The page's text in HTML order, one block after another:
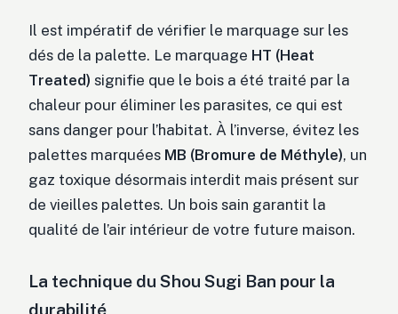
Il est impératif de vérifier le marquage sur les
dés de la palette. Le marquage HT (Heat
Treated) signifie que le bois a été traité par la
chaleur pour éliminer les parasites, ce qui est
sans danger pour l’habitat. À l’inverse, évitez les
palettes marquées MB (Bromure de Méthyle), un
gaz toxique désormais interdit mais présent sur
de vieilles palettes. Un bois sain garantit la
qualité de l’air intérieur de votre future maison.
La technique du Shou Sugi Ban pour la
durabilité